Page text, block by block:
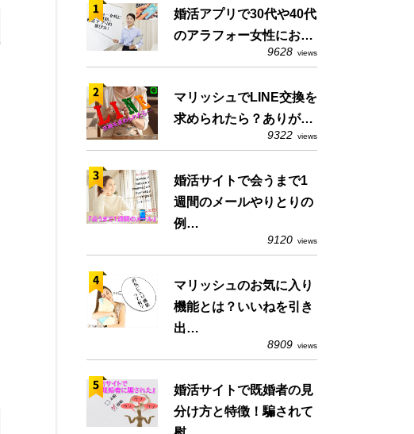
婚活アプリで30代や40代
のアラフォー女性にお…
9628 views
マリッシュでLINE交換を
求められたら？ありが…
9322 views
婚活サイトで会うまで1
週間のメールやりとりの
例…
9120 views
マリッシュのお気に入り
機能とは？いいねを引き
出…
8909 views
婚活サイトで既婚者の見
分け方と特徴！騙されて